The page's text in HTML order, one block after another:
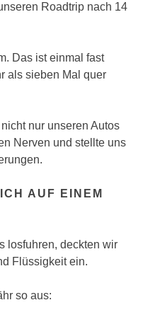
Roadtrip nach 14
Das ist einmal fast
als sieben Mal quer
nur unseren Autos
Nerven und stellte uns
AUF EINEM
losfuhren, deckten wir
Flüssigkeit ein.
so aus: